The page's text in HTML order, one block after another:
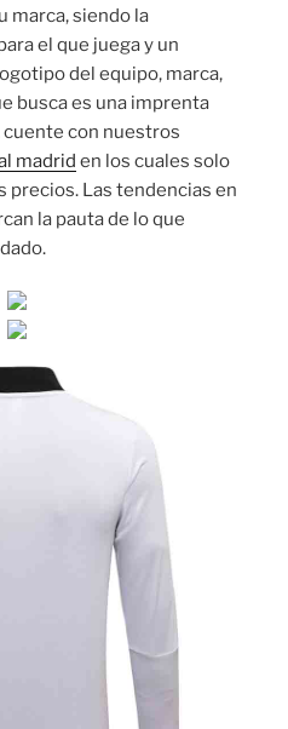
marca, siendo la
el que juega y un
del equipo, marca,
busca es una imprenta
cuente con nuestros
madrid en los cuales solo
precios. Las tendencias en
la pauta de lo que